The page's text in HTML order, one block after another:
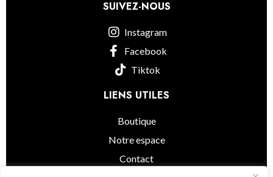
SUIVEZ-NOUS
Instagram
Facebook
Tiktok
LIENS UTILES
Boutique
Notre espace
Contact